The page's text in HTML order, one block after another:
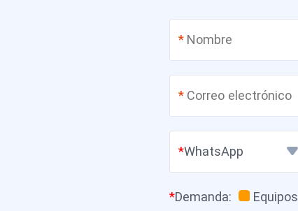
*
*
WhatsApp
*Demanda: Equipos